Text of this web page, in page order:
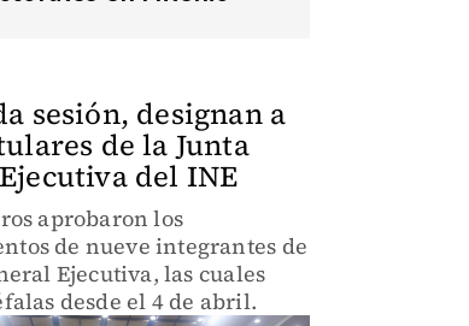
sesión, designan a
de la Junta
del INE
aprobaron los
de nueve integrantes de
Ejecutiva, las cuales
desde el 4 de abril.